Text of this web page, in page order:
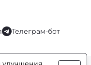
Телеграм-бот